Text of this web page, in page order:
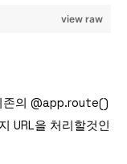
view raw
존의 @app.route()
URL을 처리할것인